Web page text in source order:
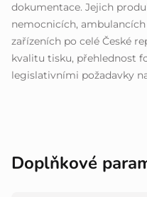
dokumentace. Jejich
nemocnicích,
zařízeních po celé České
kvalitu tisku, přehlednost
legislativními požadavky
Doplňkové